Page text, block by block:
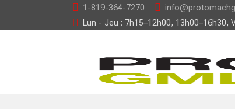
1-819-364-7270
Lun - Jeu : 7h15–12h00, 13h00–16h30,